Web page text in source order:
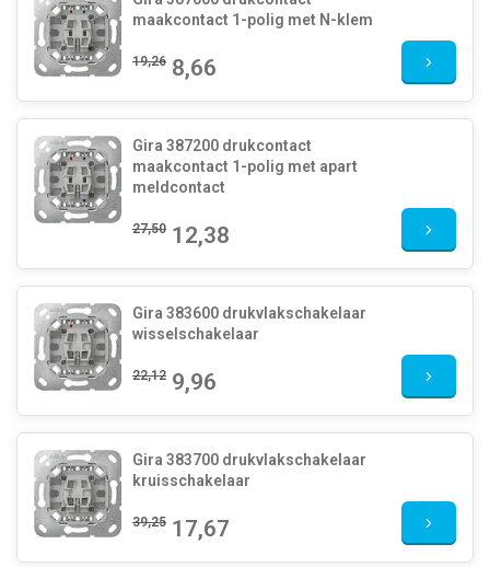
maakcontact 1-polig met N-klem
19,26 8,66
Gira 387200 drukcontact
maakcontact 1-polig met apart
meldcontact
27,50 12,38
Gira 383600 drukvlakschakelaar
wisselschakelaar
22,12 9,96
Gira 383700 drukvlakschakelaar
kruisschakelaar
39,25 17,67